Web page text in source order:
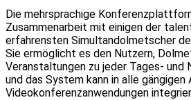
Die mehrsprachige
Zusammenarbeit mit einigen der
erfahrensten Simultandolmetscher
Sie ermöglicht es den Nutzern,
Veranstaltungen zu jeder Tages- und
und das System kann in alle gängigen
Videokonferenzanwendungen